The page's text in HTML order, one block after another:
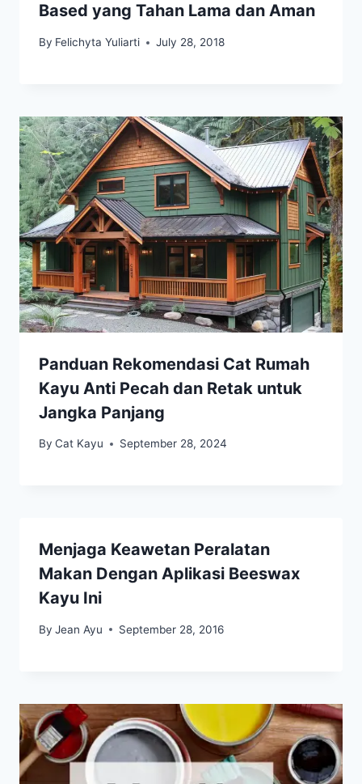
Based yang Tahan Lama dan Aman
By Felichyta Yuliarti July 28, 2018
Panduan Rekomendasi Cat Rumah
Kayu Anti Pecah dan Retak untuk
Jangka Panjang
By Cat Kayu September 28, 2024
Menjaga Keawetan Peralatan
Makan Dengan Aplikasi Beeswax
Kayu Ini
By Jean Ayu September 28, 2016